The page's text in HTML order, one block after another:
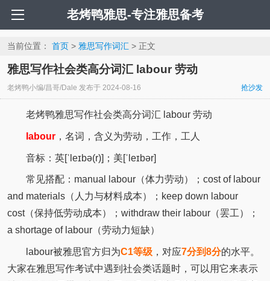
老烤鸭雅思-专注雅思备考
当前位置： 首页> 雅思写作词汇 > 正文
雅思写作社会类高分词汇 labour 劳动
老烤鸭小编/昌哥/Dale 发布于 2024-08-16 抢沙发
老烤鸭雅思写作社会类高分词汇 labour 劳动
labour，名词，含义为劳动，工作，工人
音标：英[ˈleɪbə(r)]；美[ˈleɪbər]
常见搭配：manual labour（体力劳动）；cost of labour
and materials（人力与材料成本）；keep down labour
cost（保持低劳动成本）；withdraw their labour（罢工）；
a shortage of labour（劳动力短缺）
labour被雅思官方归为C1等级，对应7分到8分的水平。
大家在雅思写作考试中遇到社会类话题时，可以用它来表示